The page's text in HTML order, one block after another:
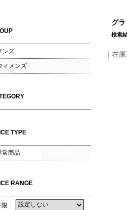
ンズ
ィメンズ
TYPE
常商品
RANGE
限
グ
検索
在庫